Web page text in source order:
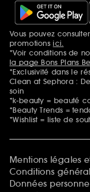
Mentions
Vous pouvez
promotionsici.
*Voir conditions de
la page Bons Plans
*Exclusivité dans le
Clean at Sephora :
soin
*k-beauty = beauté
*Beauty Trends =
*Wishlist = liste de
Mentions légales
Conditions
Données